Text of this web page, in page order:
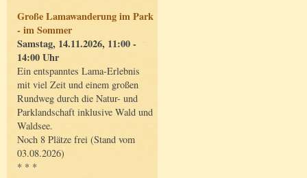
Große Lamawanderung im Park
- im Sommer
Samstag, 14.11.2026, 11:00 -
14:00 Uhr
Ein entspanntes Lama-Erlebnis
mit viel Zeit und einem großen
Rundweg durch die Natur- und
Parklandschaft inklusive Wald und
Waldsee.
Noch 8 Plätze frei (Stand vom
03.08.2026)
* * *